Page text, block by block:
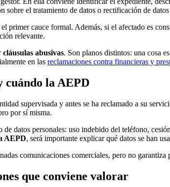
el tratamiento de datos o rectificación de datos
primer cauce formal. Además, si el afectado es
relevante.
cláusulas abusivas. Son planos distintos: una cosa
en las reclamaciones contra financieras y
cuándo la AEPD
supervisada y antes se ha reclamado a su
por sí misma.
datos personales: uso indebido del teléfono,
AEPD, será importante explicar qué datos se han
comunicaciones comerciales, pero no
que conviene valorar